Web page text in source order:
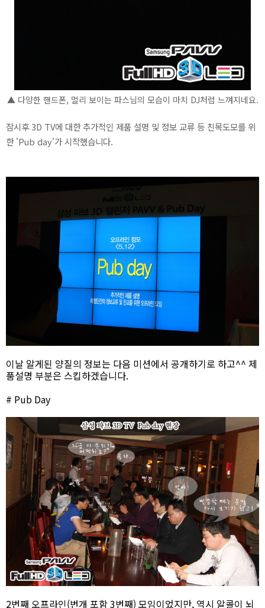
▲ 다양한 핸드폰, 멀리 보이는 파스님의 모습이 마치 DJ처럼 느껴지네요.
잠시후 3D TV에 대한 추가적인 제품 설명 및 정보 교류 등 친목도모를 위
한 'Pub day'가 시작했습니다.
이날 알게된 양질의 정보는 다음 미션에서 공개하기로 하고^^ 제
품설명 부분은 스킵하겠습니다.
# Pub Day
2번째 오프라인(번개 포함 3번째) 모임이었지만, 역시 알콜이 뇌